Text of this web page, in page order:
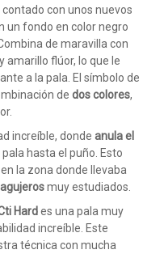
con unos nuevos
un fondo en color negro
de maravilla con
amarillo flúor, lo que le
a la pala. El símbolo de
de dos colores,
increíble, donde anula el
hasta el puño. Esto
la zona donde llevaba
muy estudiados.
Hardes una pala muy
increíble. Este
técnica con mucha